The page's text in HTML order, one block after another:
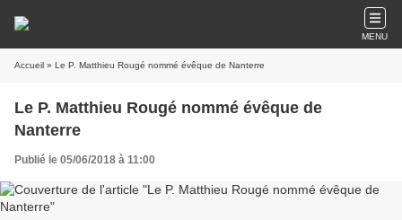
MENU
Accueil » Le P. Matthieu Rougé nommé évêque de Nanterre
Le P. Matthieu Rougé nommé évêque de
Nanterre
Publié le 05/06/2018 à 11:00